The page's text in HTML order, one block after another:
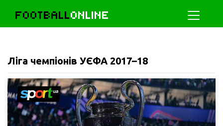
FOOTBALLONLINE
Ліга чемпіонів УЄФА 2017–18